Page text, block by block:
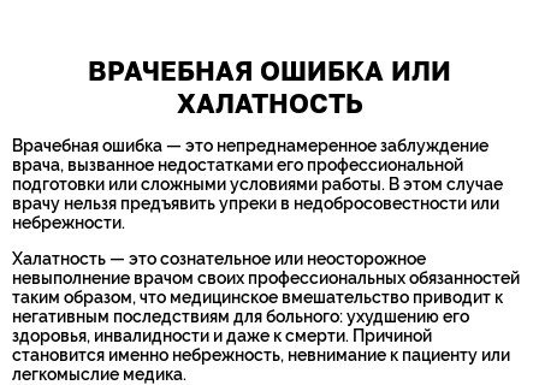
ВРАЧЕБНАЯ ОШИБКА ИЛИ
ХАЛАТНОСТЬ
Врачебная ошибка — это непреднамеренное заблуждение
врача, вызванное недостатками его профессиональной
подготовки или сложными условиями работы. В этом случае
врачу нельзя предъявить упреки в недобросовестности или
небрежности.
Халатность — это сознательное или неосторожное
невыполнение врачом своих профессиональных обязанностей
таким образом, что медицинское вмешательство приводит к
негативным последствиям для больного: ухудшению его
здоровья, инвалидности и даже к смерти. Причиной
становится именно небрежность, невнимание к пациенту или
легкомыслие медика.